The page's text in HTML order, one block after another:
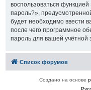
воспользоваться
пароль?»,
будет необходимо ввести
после чего программное
пароль для вашей учётной
Список форумов
Создано на основе